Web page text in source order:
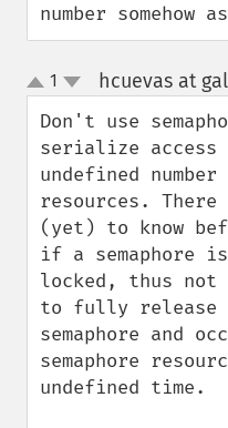
number somehow
up
down
1 hcuevas at
Don't use
serialize access
undefined
resources. There
(yet) to know
if a semaphore
locked, thus not
to fully release
semaphore and
semaphore
undefined time.